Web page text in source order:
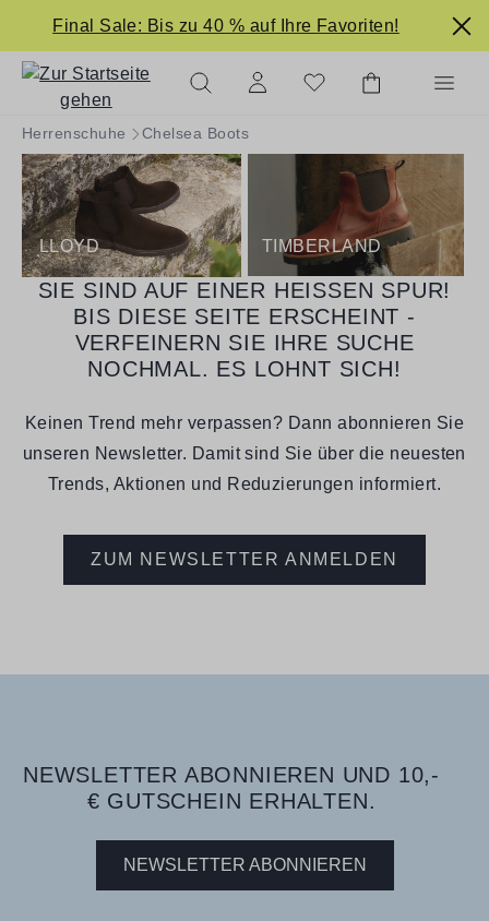
springen
Final Sale: Bis zu 40 % auf Ihre Favoriten!
Herrenschuhe Chelsea Boots
LLOYD TIMBERLAND
SIE SIND AUF EINER HEISSEN SPUR! B
IS DIESE SEITE ERSCHEINT - V
ERFEINERN SIE IHRE SUCHE N
OCHMAL. ES LOHNT SICH!
Keinen Trend mehr verpassen? Dann abonnieren Sie
unseren Newsletter. Damit sind Sie über die neuesten
Trends, Aktionen und Reduzierungen informiert.
ZUM NEWSLETTER ANMELDEN
NEWSLETTER ABONNIEREN UND 10,-
€ GUTSCHEIN ERHALTEN.
NEWSLETTER ABONNIEREN